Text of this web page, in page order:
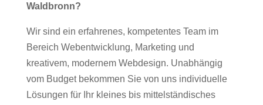
Waldbronn?
Wir sind ein erfahrenes, kompetentes Team im
Bereich Webentwicklung, Marketing und
kreativem, modernem Webdesign. Unabhängig
vom Budget bekommen Sie von uns individuelle
Lösungen für Ihr kleines bis mittelständisches